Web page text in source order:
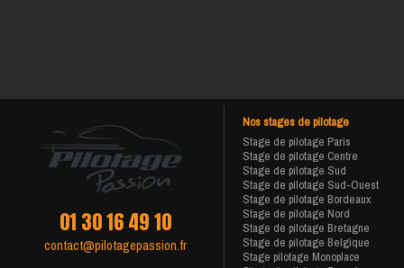
01 30 16 49 10
contact@pilotagepassion.fr
Nos stages de pilotage
Stage de pilotage Paris
Stage de pilotage Centre
Stage de pilotage Sud
Stage de pilotage Sud-Ouest
Stage de pilotage Bordeaux
Stage de pilotage Nord
Stage de pilotage Bretagne
Stage de pilotage Belgique
Stage pilotage Monoplace